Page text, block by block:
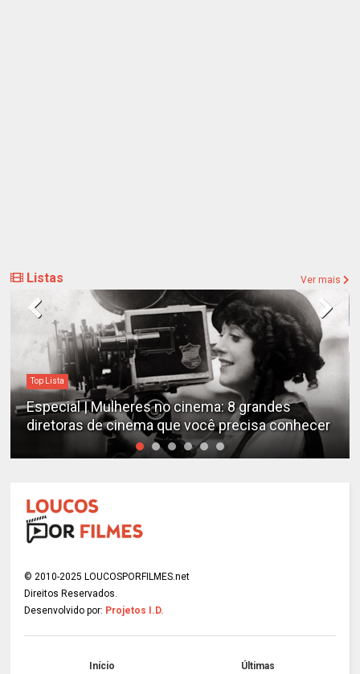
Listas Ver mais
Top Lista
Especial | Mulheres no cinema: 8 grandes
diretoras de cinema que você precisa conhecer
© 2010-2025 LOUCOSPORFILMES.net
Direitos Reservados.
Desenvolvido por: Projetos I.D.
Início Últimas